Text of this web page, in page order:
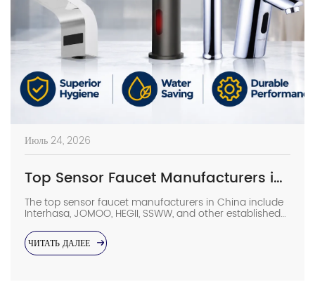
Июль 24, 2026
Top Sensor Faucet Manufacturers in China (2026 Update)
The top sensor faucet manufacturers in China include
Interhasa, JOMOO, HEGII, SSWW, and other established
capabilities, OEM/ODM support, and commercial
project experience. They provide sensor faucets for
hotels, hospitals, airports, offices, and other high-traffic
ЧИТАТЬ ДАЛЕЕ